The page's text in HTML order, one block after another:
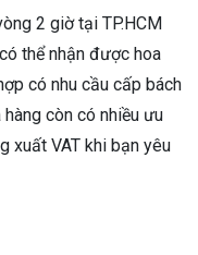
2 giờ tại TP.HCM
thể nhận được hoa
có nhu cầu cấp bách
còn có nhiều ưu
xuất VAT khi bạn yêu